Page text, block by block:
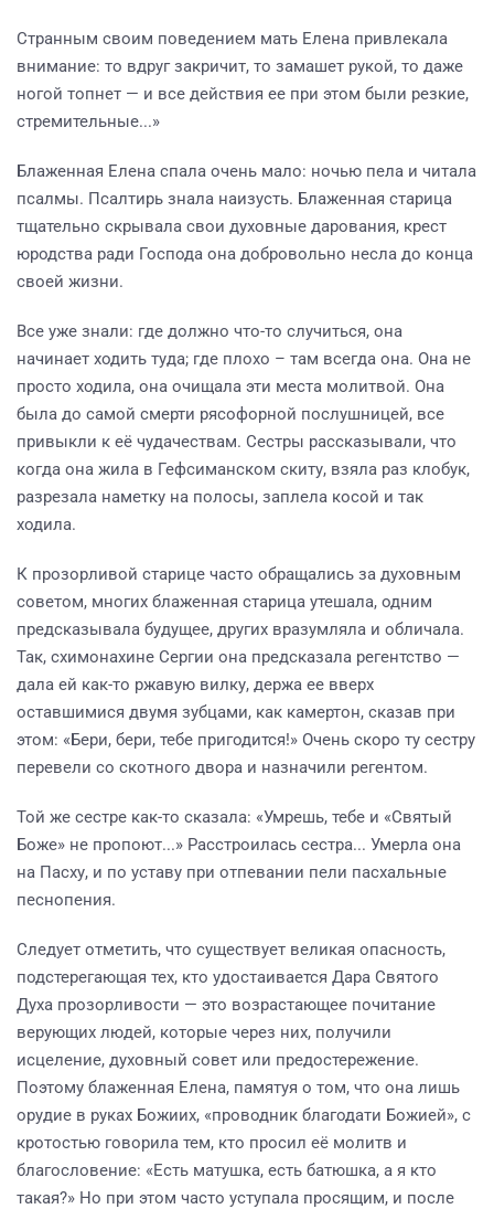
Странным своим поведением мать Елена привлекала
внимание: то вдруг закричит, то замашет рукой, то даже
ногой топнет — и все действия ее при этом были резкие,
стремительные...»
Блаженная Елена спала очень мало: ночью пела и читала
псалмы. Псалтирь знала наизусть. Блаженная старица
тщательно скрывала свои духовные дарования, крест
юродства ради Господа она добровольно несла до конца
своей жизни.
Все уже знали: где должно что-то случиться, она
начинает ходить туда; где плохо – там всегда она. Она не
просто ходила, она очищала эти места молитвой. Она
была до самой смерти рясофорной послушницей, все
привыкли к её чудачествам. Сестры рассказывали, что
когда она жила в Гефсиманском скиту, взяла раз клобук,
разрезала наметку на полосы, заплела косой и так
ходила.
К прозорливой старице часто обращались за духовным
советом, многих блаженная старица утешала, одним
предсказывала будущее, других вразумляла и обличала.
Так, схимонахине Сергии она предсказала регентство —
дала ей как-то ржавую вилку, держа ее вверх
оставшимися двумя зубцами, как камертон, сказав при
этом: «Бери, бери, тебе пригодится!» Очень скоро ту сестру
перевели со скотного двора и назначили регентом.
Той же сестре как-то сказала: «Умрешь, тебе и «Святый
Боже» не пропоют...» Расстроилась сестра... Умерла она
на Пасху, и по уставу при отпевании пели пасхальные
песнопения.
Следует отметить, что существует великая опасность,
подстерегающая тех, кто удостаивается Дара Святого
Духа прозорливости — это возрастающее почитание
верующих людей, которые через них, получили
исцеление, духовный совет или предостережение.
Поэтому блаженная Елена, памятуя о том, что она лишь
орудие в руках Божиих, «проводник благодати Божией», с
кротостью говорила тем, кто просил её молитв и
благословение: «Есть матушка, есть батюшка, а я кто
такая?» Но при этом часто уступала просящим, и после